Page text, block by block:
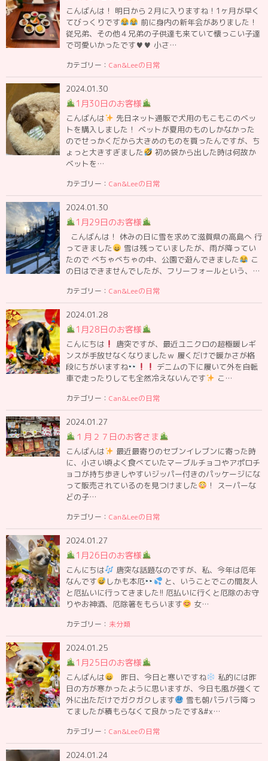
こんばんは！ 明日から２月に入りますね！1ヶ月が早く
てびっくりです
前に身内の新年会がありました！
従兄弟、その他４兄弟の子供達も来ていて懐っこい子達
で可愛いかったです♥️ ♥️ 小さ…
カテゴリー： Can&Leeの日常
2024.01.30
1月30日のお客様
こんばんは
先日ネット通販で犬用のもこもこのベッ
トを購入しました！ ベットが夏用のものしかなかった
のでせっかくだから大きめのものを買ったんですが、ち
ょっと大きすぎました
初め袋から出した時は何故か
ベットを…
カテゴリー： Can&Leeの日常
2024.01.30
1月29日のお客様
こんばんは！ 休みの日に雪を求めて滋賀県の高島へ 行
ってきました
雪は残っていましたが、雨が降ってい
たので べちゃべちゃの中、公園で遊んできました
こ
の日はできませんでしたが、フリーフォールという、…
カテゴリー： Can&Leeの日常
2024.01.28
1月28日のお客様
こんにちは
唐突ですが、最近ユニクロの超極暖レギ
ンスが手放せなくなりましたｗ 履くだけで暖かさが格
段にちがいますね
デニムの下に履いて外を自転
車で走ったりしても全然冷えないんです
こ…
カテゴリー： Can&Leeの日常
2024.01.27
１月２７日のお客さま
こんばんは
最近最寄りのセブンイレブンに寄った時
に、小さい頃よく食べていたマーブルチョコやアポロチ
ョコが持ち歩きしやすいジッパー付きのパッケージにな
って販売されているのを見つけました
！ スーパーな
どの子…
カテゴリー： Can&Leeの日常
2024.01.27
1月26日のお客様
こんにちは
唐突な話題なのですが、私、今年は厄年
なんです
しかも本厄
と、いうことでこの間友人
と厄払いに行ってきました!! 厄払いに行くと厄除のお守
りやお神酒、厄除箸をもらいます
女…
カテゴリー： 未分類
2024.01.25
1月25日のお客様
こんばんは 昨日、今日と寒いですね
私的には昨
日の方が寒かったように思いますが、今日も風が強くて
外に出ただけでガクガクします
雪も朝パラパラ降っ
てましたが積もらなくて良かったです&#x…
カテゴリー： Can&Leeの日常
2024.01.24